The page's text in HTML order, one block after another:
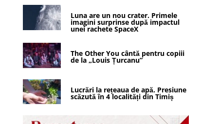
Luna are un nou crater. Primele
imagini surprinse după impactul
unei rachete SpaceX
The Other You cântă pentru copiii
de la „Louis Țurcanu”
Lucrări la rețeaua de apă. Presiune
scăzută în 4 localități din Timiș